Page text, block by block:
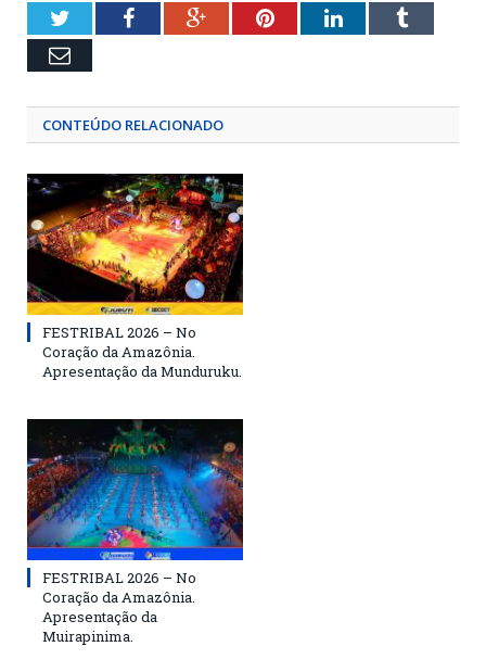
TwitterFacebookGoogle+PinterestLinkedInTumblr
Email
CONTEÚDO RELACIONADO
FESTRIBAL 2026 – No
Coração da Amazônia.
Apresentação da Munduruku.
FESTRIBAL 2026 – No
Coração da Amazônia.
Apresentação da
Muirapinima.